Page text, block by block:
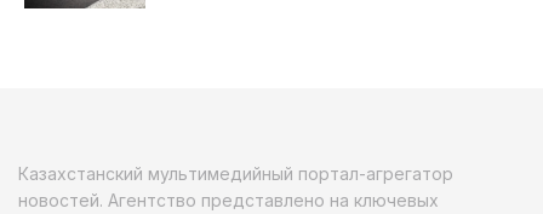
Казахстанский мультимедийный портал-агрегатор
новостей. Агентство представлено на ключевых